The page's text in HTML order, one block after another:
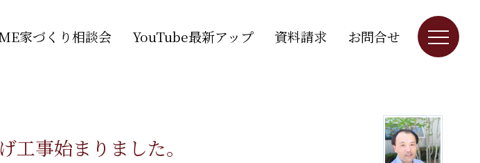
家づくり相談会 YouTube最新アップ 資料請求 お問合せ
事始まりました。